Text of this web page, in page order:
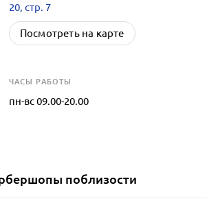
20, стр. 7
Посмотреть на карте
ЧАСЫ РАБОТЫ
пн-вс 09.00-20.00
поблизости